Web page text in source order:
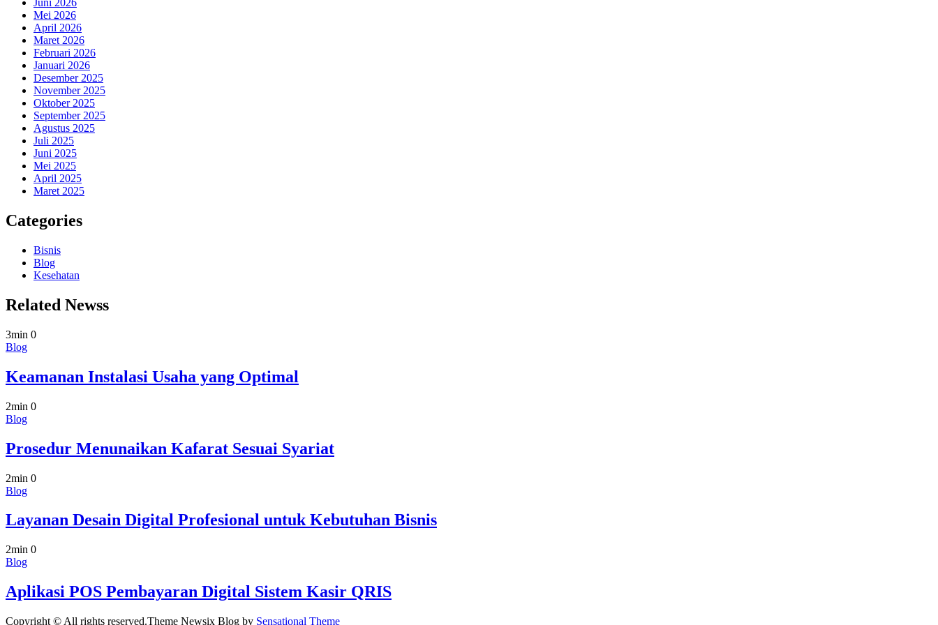
Juni 2026
Mei 2026
April 2026
Maret 2026
Februari 2026
Januari 2026
Desember 2025
November 2025
Oktober 2025
September 2025
Agustus 2025
Juli 2025
Juni 2025
Mei 2025
April 2025
Maret 2025
Categories
Bisnis
Blog
Kesehatan
Related Newss
3min 0
Blog
Keamanan Instalasi Usaha yang Optimal
2min 0
Blog
Prosedur Menunaikan Kafarat Sesuai Syariat
2min 0
Blog
Layanan Desain Digital Profesional untuk Kebutuhan Bisnis
2min 0
Blog
Aplikasi POS Pembayaran Digital Sistem Kasir QRIS
Copyright © All rights reserved.Theme Newsix Blog by Sensational Theme